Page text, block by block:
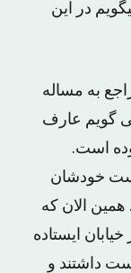
در این
به مساله
گویم عارف
است.
خودشان
الان که
ایستاده
داشتند و